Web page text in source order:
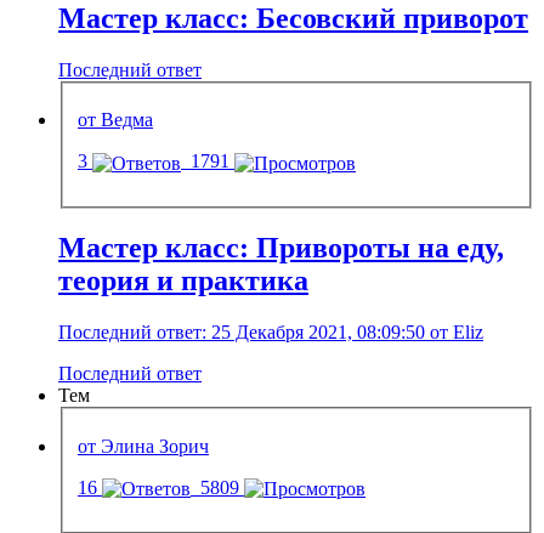
Мастер класс: Бесовский приворот
Последний ответ
от Ведма
3
1791
Мастер класс: Привороты на еду,
теория и практика
Последний ответ: 25 Декабря 2021, 08:09:50 от Eliz
Последний ответ
Тем
от Элина Зорич
16
5809